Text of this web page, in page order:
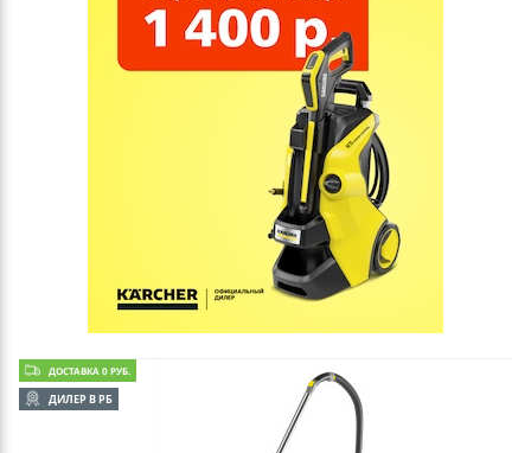
ДОСТАВКА 0 РУБ.
ДИЛЕР В РБ